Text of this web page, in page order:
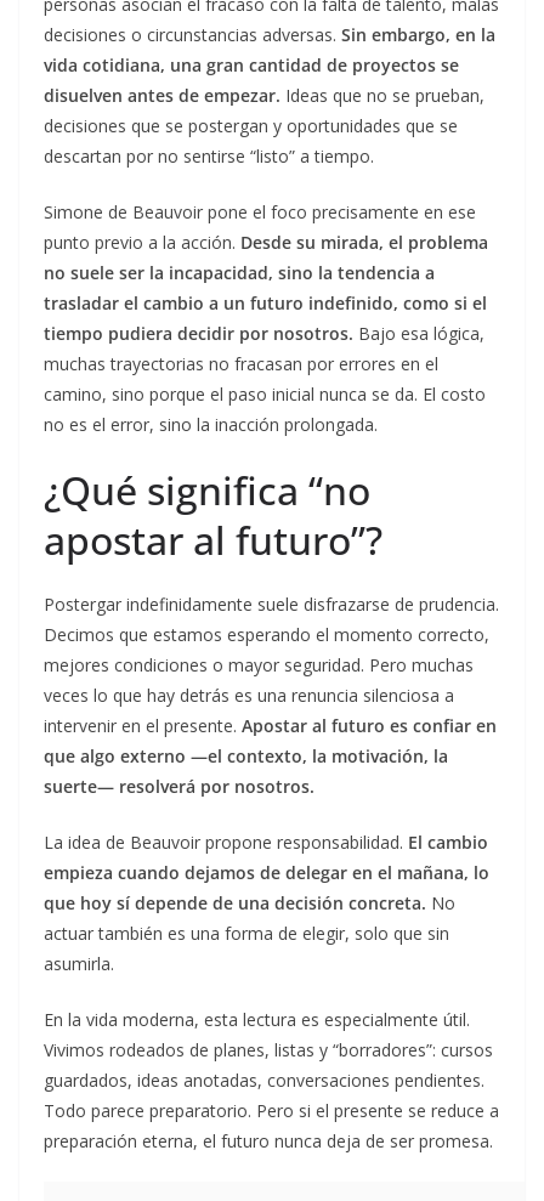
decisiones o circunstancias adversas. Sin embargo, en la
vida cotidiana, una gran cantidad de proyectos se
disuelven antes de empezar. Ideas que no se prueban,
decisiones que se postergan y oportunidades que se
descartan por no sentirse “listo” a tiempo.
Simone de Beauvoir pone el foco precisamente en ese
punto previo a la acción. Desde su mirada, el problema
no suele ser la incapacidad, sino la tendencia a
trasladar el cambio a un futuro indefinido, como si el
tiempo pudiera decidir por nosotros. Bajo esa lógica,
muchas trayectorias no fracasan por errores en el
camino, sino porque el paso inicial nunca se da. El costo
no es el error, sino la inacción prolongada.
¿Qué significa “no
apostar al futuro”?
Postergar indefinidamente suele disfrazarse de prudencia.
Decimos que estamos esperando el momento correcto,
mejores condiciones o mayor seguridad. Pero muchas
veces lo que hay detrás es una renuncia silenciosa a
intervenir en el presente. Apostar al futuro es confiar en
que algo externo —el contexto, la motivación, la
suerte— resolverá por nosotros.
La idea de Beauvoir propone responsabilidad. El cambio
empieza cuando dejamos de delegar en el mañana, lo
que hoy sí depende de una decisión concreta. No
actuar también es una forma de elegir, solo que sin
asumirla.
En la vida moderna, esta lectura es especialmente útil.
Vivimos rodeados de planes, listas y “borradores”: cursos
guardados, ideas anotadas, conversaciones pendientes.
Todo parece preparatorio. Pero si el presente se reduce a
preparación eterna, el futuro nunca deja de ser promesa.